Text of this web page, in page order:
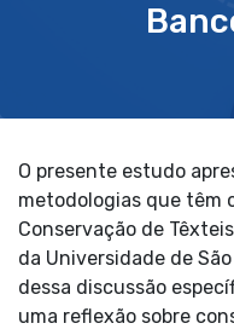
O presente estudo
metodologias que têm
Conservação de
da Universidade de
dessa discussão
uma reflexão sobre